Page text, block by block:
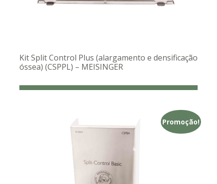
Kit Split Control Plus (alargamento e densificação
óssea) (CSPPL) – MEISINGER
Promoção!